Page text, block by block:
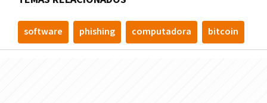
software phishing computadora bitcoin